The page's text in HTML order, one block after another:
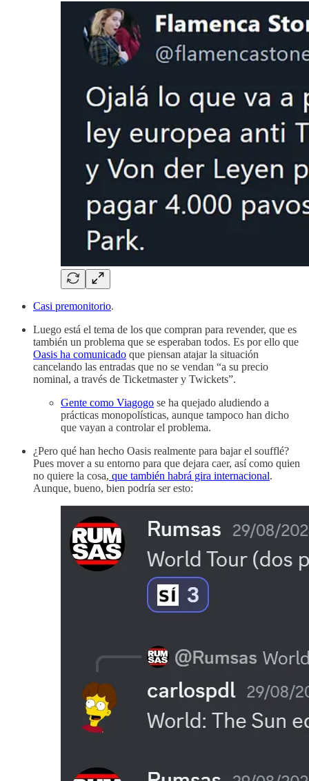
Casi premonitorio.
Luego está el tema de los que compran para revender, que es
también un problema que se esperaban todos. Es por ello que
Oasis ha comunicado que piensan atajar la situación
cancelando las entradas que no se vendan “a su precio
nominal, a través de Ticketmaster y Twickets”.
Gente como Viagogo se ha quejado aludiendo a
prácticas monopolísticas, aunque tampoco han dicho
que vayan a controlar el problema.
¿Pero qué han hecho Oasis realmente para bajar el soufflé?
Pues mover a su entorno para que dejara caer, así como quien
no quiere la cosa, que también habrá gira internacional.
Aunque, bueno, bien podría ser esto: